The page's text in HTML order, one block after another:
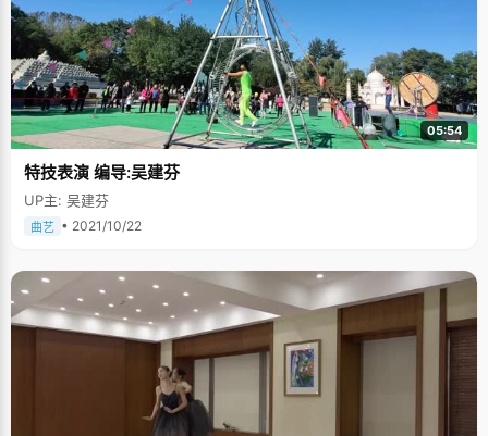
05:54
特技表演 编导:吴建芬
UP主: 吴建芬
曲艺 • 2021/10/22